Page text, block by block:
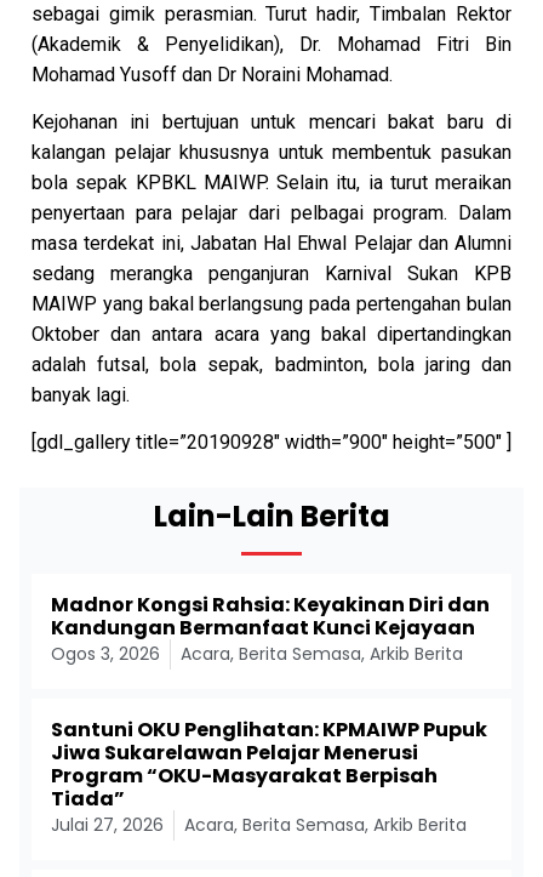
sebagai gimik perasmian. Turut hadir, Timbalan Rektor
(Akademik & Penyelidikan), Dr. Mohamad Fitri Bin
Mohamad Yusoff dan Dr Noraini Mohamad.
Kejohanan ini bertujuan untuk mencari bakat baru di
kalangan pelajar khususnya untuk membentuk pasukan
bola sepak KPBKL MAIWP. Selain itu, ia turut meraikan
penyertaan para pelajar dari pelbagai program. Dalam
masa terdekat ini, Jabatan Hal Ehwal Pelajar dan Alumni
sedang merangka penganjuran Karnival Sukan KPB
MAIWP yang bakal berlangsung pada pertengahan bulan
Oktober dan antara acara yang bakal dipertandingkan
adalah futsal, bola sepak, badminton, bola jaring dan
banyak lagi.
[gdl_gallery title=”20190928″ width=”900″ height=”500″ ]
Lain-Lain Berita
Madnor Kongsi Rahsia: Keyakinan Diri dan
Kandungan Bermanfaat Kunci Kejayaan
Ogos 3, 2026 Acara, Berita Semasa, Arkib Berita
Santuni OKU Penglihatan: KPMAIWP Pupuk
Jiwa Sukarelawan Pelajar Menerusi
Program “OKU-Masyarakat Berpisah
Tiada”
Julai 27, 2026 Acara, Berita Semasa, Arkib Berita